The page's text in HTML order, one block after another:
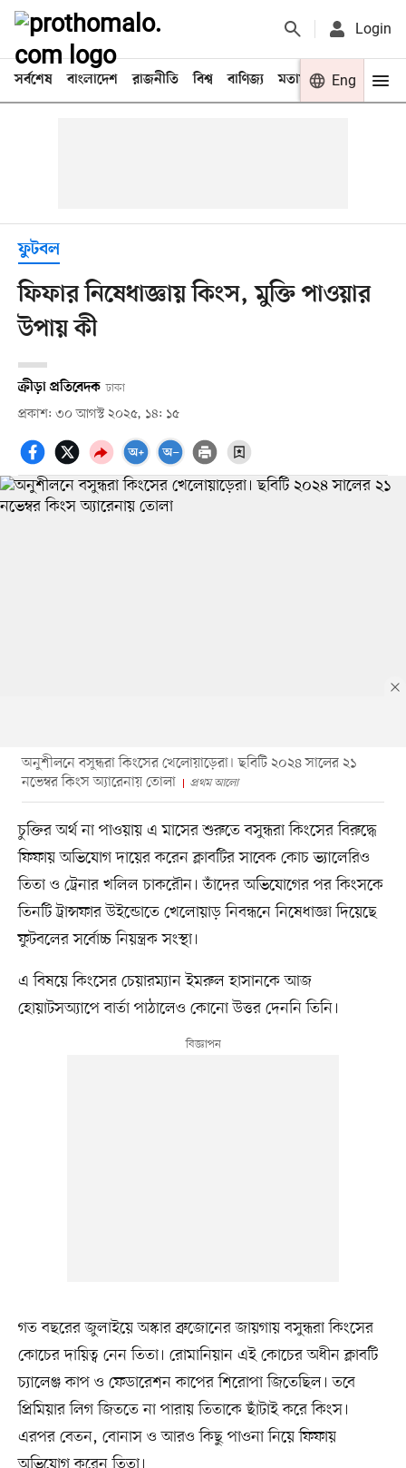
Login
সর্বশেষ বাংলাদেশ রাজনীতি বিশ্ব বাণিজ্য মতামত খেলা
Eng
ফুটবল
ফিফার নিষেধাজ্ঞায় কিংস, মুক্তি পাওয়ার
উপায় কী
ক্রীড়া প্রতিবেদক ঢাকা
প্রকাশ: ৩০ আগস্ট ২০২৫, ১৪: ১৫
অনুশীলনে বসুন্ধরা কিংসের খেলোয়াড়েরা। ছবিটি ২০২৪ সালের ২১
নভেম্বর কিংস অ্যারেনায় তোলা
প্রথম আলো
‎চুক্তির অর্থ না পাওয়ায় এ মাসের শুরুতে বসুন্ধরা কিংসের বিরুদ্ধে
ফিফায় অভিযোগ দায়ের করেন ক্লাবটির সাবেক কোচ ভ্যালেরিও
তিতা ও ট্রেনার খলিল চাকরৌন। তাঁদের অভিযোগের পর কিংসকে
তিনটি ট্রান্সফার উইন্ডোতে খেলোয়াড় নিবন্ধনে নিষেধাজ্ঞা দিয়েছে
ফুটবলের সর্বোচ্চ নিয়ন্ত্রক সংস্থা।
এ বিষয়ে কিংসের চেয়ারম্যান ইমরুল হাসানকে আজ
হোয়াটসঅ্যাপে বার্তা পাঠালেও কোনো উত্তর দেননি তিনি।
গত বছরের জুলাইয়ে অস্কার ব্রুজোনের জায়গায় বসুন্ধরা কিংসের
কোচের দায়িত্ব নেন তিতা। রোমানিয়ান এই কোচের অধীন ক্লাবটি
চ্যালেঞ্জ কাপ ও ফেডারেশন কাপের শিরোপা জিতেছিল। তবে
প্রিমিয়ার লিগ জিততে না পারায় তিতাকে ছাঁটাই করে কিংস।
‎এরপর বেতন, বোনাস ও আরও কিছু পাওনা নিয়ে ফিফায়